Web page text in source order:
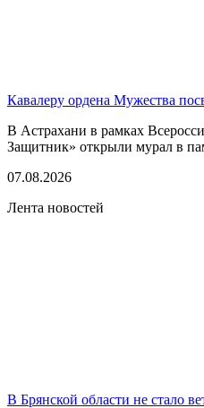
Кавалеру ордена Мужества
В Астрахани в рамках
Защитник» открыли мурал в
07.08.2026
Лента новостей
В Брянской области не стало